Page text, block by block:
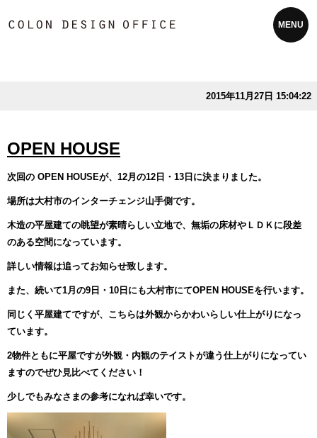
MENU
2015年11月27日 15:04:22
OPEN HOUSE
次回の OPEN HOUSEが、12月の12日・13日に決まりました。
場所は大村市のインターチェンジ山手側です。
木造の平屋建ての眺望が素晴らしい立地で、無垢の床材やＬＤＫに段差
のある空間になっています。
詳しい情報は追ってお知らせ致します。
また、続いて1月の9日・10日にも大村市にてOPEN HOUSEを行います。
同じく平屋建てですが、こちらは外観からかわいらしい仕上がりになっ
ています。
2物件ともに平屋ですが外観・内観のテイストが違う仕上がりになってい
ますのでぜひ見比べてください！
少しでもみなさまの参考になれば幸いです。